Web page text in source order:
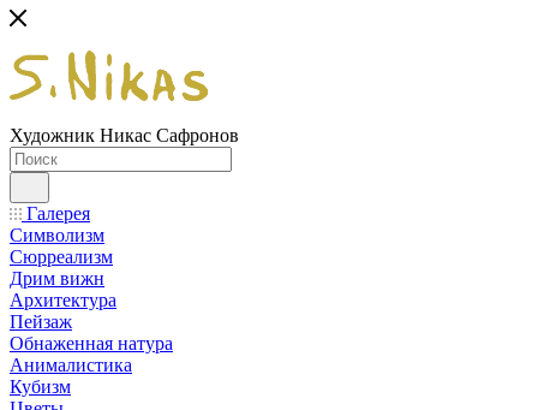
Художник Никас Сафронов
Галерея
Символизм
Сюрреализм
Дрим вижн
Архитектура
Пейзаж
Обнаженная натура
Анималистика
Кубизм